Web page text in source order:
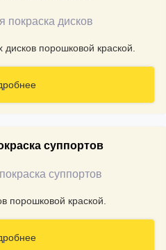
порошковой краской.
суппортов
порошковой краской.